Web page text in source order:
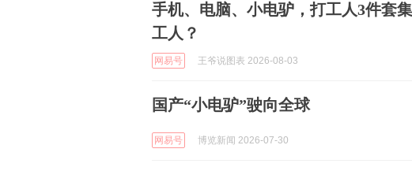
手机、电脑、小电驴，打工人3件套
工人？
网易号 王爷说图表 2026-08-03
国产“小电驴”驶向全球
网易号 博览新闻 2026-07-30